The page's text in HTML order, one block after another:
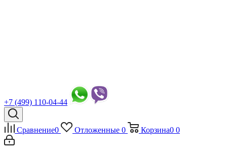
+7 (499) 110-04-44
Сравнение0 Отложенные 0 Корзина0 0